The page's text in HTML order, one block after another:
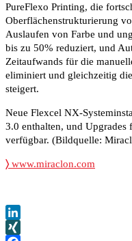
PureFlexo Printing, die
Oberflächenstrukturierung
Auslaufen von Farbe und
bis zu 50% reduziert, und
Zeitaufwands für die
eliminiert und gleichzeitig
steigert.
Neue Flexcel NX-
3.0 enthalten, und Upgrades
verfügbar. (Bildquelle:
〉 www.miraclon.com
LinkedIn